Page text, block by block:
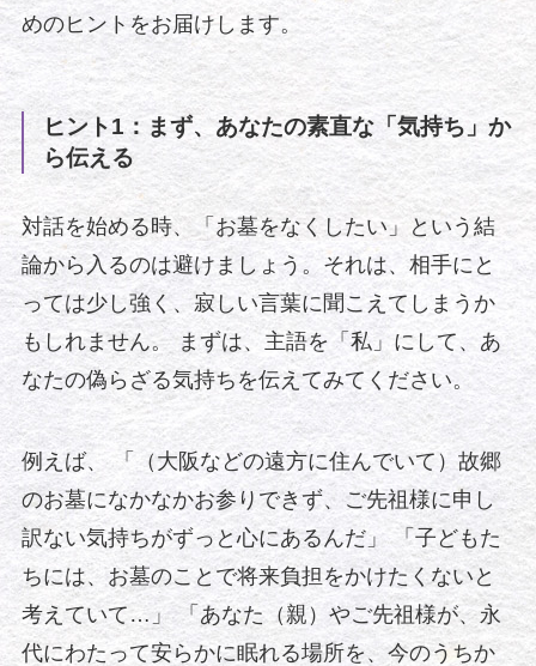
めのヒントをお届けします。
ヒント1：まず、あなたの素直な「気持ち」か
ら伝える
対話を始める時、「お墓をなくしたい」という結
論から入るのは避けましょう。それは、相手にと
っては少し強く、寂しい言葉に聞こえてしまうか
もしれません。 まずは、主語を「私」にして、あ
なたの偽らざる気持ちを伝えてみてください。
例えば、 「（大阪などの遠方に住んでいて）故郷
のお墓になかなかお参りできず、ご先祖様に申し
訳ない気持ちがずっと心にあるんだ」 「子どもた
ちには、お墓のことで将来負担をかけたくないと
考えていて…」 「あなた（親）やご先祖様が、永
代にわたって安らかに眠れる場所を、今のうちか